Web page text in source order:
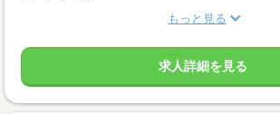
もっと見る
求人詳細を見る